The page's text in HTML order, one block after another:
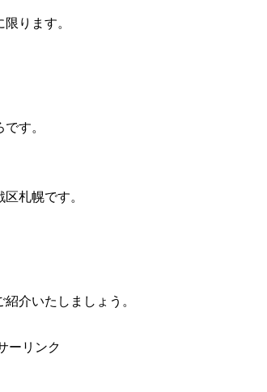
限ります。
す。
札幌です。
紹介いたしましょう。
ーリンク